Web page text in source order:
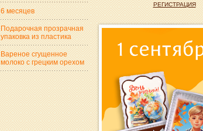
6 месяцев
Подарочная прозрачная
упаковка из пластика
Вареное сгущенное
молоко с грецким орехом
РЕГИСТРАЦИЯ